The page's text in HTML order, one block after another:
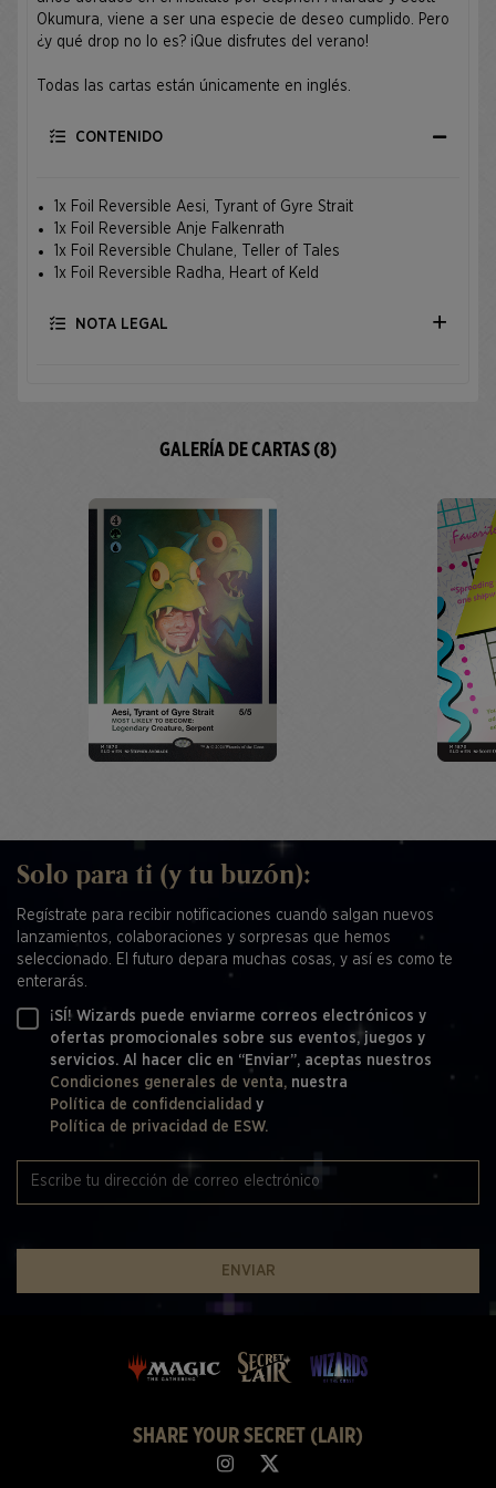
Okumura, viene a ser una especie de deseo cumplido. Pero
¿y qué drop no lo es? ¡Que disfrutes del verano!
Todas las cartas están únicamente en inglés.
CONTENIDO
1x Foil Reversible Aesi, Tyrant of Gyre Strait
1x Foil Reversible Anje Falkenrath
1x Foil Reversible Chulane, Teller of Tales
1x Foil Reversible Radha, Heart of Keld
NOTA LEGAL
GALERÍA DE CARTAS (8)
Solo para ti (y tu buzón):
Regístrate para recibir notificaciones cuando salgan nuevos
lanzamientos, colaboraciones y sorpresas que hemos
seleccionado. El futuro depara muchas cosas, y así es como te
enterarás.
¡SÍ! Wizards puede enviarme correos electrónicos y
ofertas promocionales sobre sus eventos, juegos y
servicios. Al hacer clic en “Enviar”, aceptas nuestros
Condiciones generales de venta, nuestra
Política de confidencialidad y
Política de privacidad de ESW.
ENVIAR
SHARE YOUR SECRET (LAIR)